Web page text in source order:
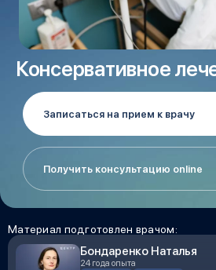
Консервативное
Записаться на прием к врачу
Получить консультацию online
Материал подготовлен врачом:
Бондаренко Наталья
24 года опыта